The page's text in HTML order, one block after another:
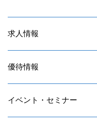
求人情報
優待情報
イベント・セミナー